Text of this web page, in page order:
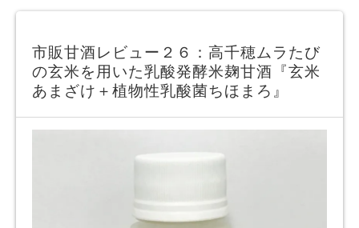
市販甘酒レビュー２６：高千穂ムラたび
の玄米を用いた乳酸発酵米麹甘酒『玄米
あまざけ＋植物性乳酸菌ちほまろ』